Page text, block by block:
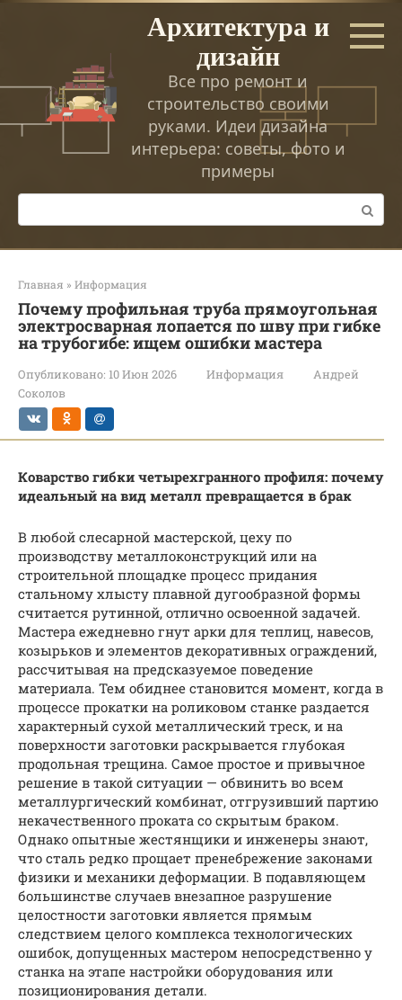
Перейти
Архитектура и
дизайн
Все про ремонт и
строительство своими
руками. Идеи дизайна
интерьера: советы, фото и
примеры
Поиск:
Главная » Информация
Почему профильная труба прямоугольная
электросварная лопается по шву при гибке
на трубогибе: ищем ошибки мастера
Опубликовано: 10 Июн 2026 Информация
Андрей
Соколов
Коварство гибки четырехгранного профиля: почему
идеальный на вид металл превращается в брак
В любой слесарной мастерской, цеху по
производству металлоконструкций или на
строительной площадке процесс придания
стальному хлысту плавной дугообразной формы
считается рутинной, отлично освоенной задачей.
Мастера ежедневно гнут арки для теплиц, навесов,
козырьков и элементов декоративных ограждений,
рассчитывая на предсказуемое поведение
материала. Тем обиднее становится момент, когда в
процессе прокатки на роликовом станке раздается
характерный сухой металлический треск, и на
поверхности заготовки раскрывается глубокая
продольная трещина. Самое простое и привычное
решение в такой ситуации — обвинить во всем
металлургический комбинат, отгрузивший партию
некачественного проката со скрытым браком.
Однако опытные жестянщики и инженеры знают,
что сталь редко прощает пренебрежение законами
физики и механики деформации. В подавляющем
большинстве случаев внезапное разрушение
целостности заготовки является прямым
следствием целого комплекса технологических
ошибок, допущенных мастером непосредственно у
станка на этапе настройки оборудования или
позиционирования детали.